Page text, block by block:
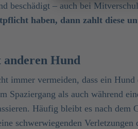
beschädigt – auch bei
haben, dann zahlt diese
Hund
immer vermeiden, dass ein
Spaziergang als auch während
Häufig bleibt es nach dem
schwerwiegenden Verletzungen